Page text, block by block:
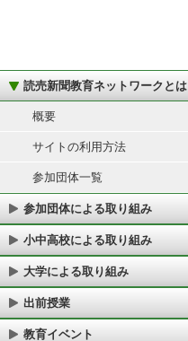
読売新聞教育ネットワークとは
概要
サイトの利用方法
参加団体一覧
参加団体による取り組み
小中高校による取り組み
大学による取り組み
出前授業
教育イベント